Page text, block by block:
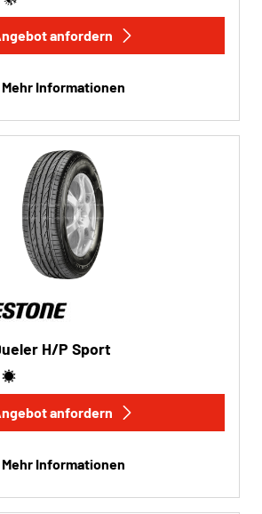
anfordern
Mehr Informationen
H/P Sport
anfordern
Mehr Informationen